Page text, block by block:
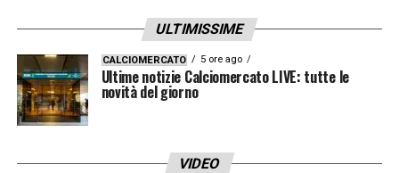
ULTIMISSIME
CALCIOMERCATO 5 ore ago
Ultime notizie Calciomercato LIVE: tutte le
novità del giorno
VIDEO